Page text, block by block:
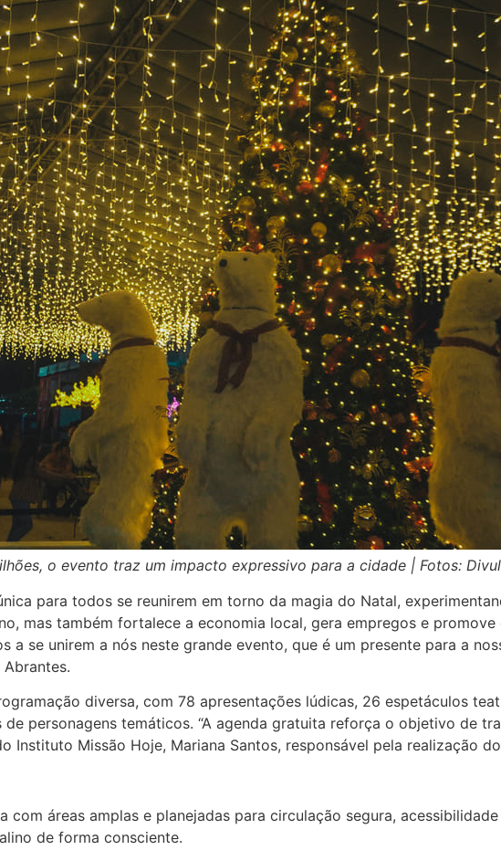
o evento traz um impacto expressivo para a cidade | Fotos:
para todos se reunirem em torno da magia do Natal,
mas também fortalece a economia local, gera empregos e
a se unirem a nós neste grande evento, que é um presente para a
diversa, com 78 apresentações lúdicas, 26 espetáculos
personagens temáticos. “A agenda gratuita reforça o objetivo de
Instituto Missão Hoje, Mariana Santos, responsável pela realização
com áreas amplas e planejadas para circulação segura,
de forma consciente.